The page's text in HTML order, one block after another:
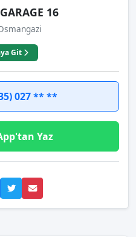
16
Git
027 ** **
Yaz